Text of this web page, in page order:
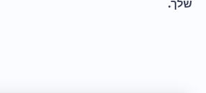
שלך.